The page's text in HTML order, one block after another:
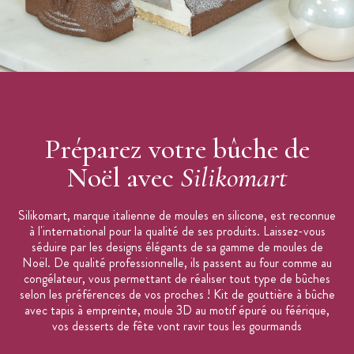
Préparez votre bûche de
Noël avec Silikomart
Silikomart, marque italienne de moules en silicone, est reconnue
à l'international pour la qualité de ses produits. Laissez-vous
séduire par les designs élégants de sa gamme de moules de
Noël. De qualité professionnelle, ils passent au four comme au
congélateur, vous permettant de réaliser tout type de bûches
selon les préférences de vos proches ! Kit de gouttière à bûche
avec tapis à empreinte, moule 3D au motif épuré ou féérique,
vos desserts de fête vont ravir tous les gourmands